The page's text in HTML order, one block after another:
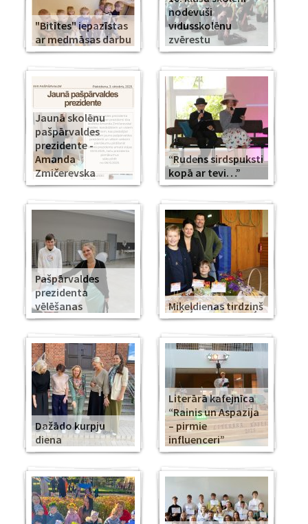
"Bitītes" iepazīstas
ar medmāsas darbu
nodevuši
vidusskolēnu
zvērestu
Jaunā skolēnu
pašpārvaldes
prezidente -
Amanda
Zmičerevska
“Rudens sirdspuksti
kopā ar tevi…”
Pašpārvaldes
prezidenta
vēlēšanas
Miķeļdienas tirdziņš
Dažādo kurpju
diena
Literārā kafejnīca
“Rainis un Aspazija
– pirmie
influenceri”